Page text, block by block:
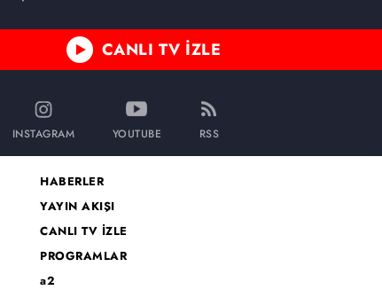
CANLI TV İZLE
INSTAGRAM YOUTUBE RSS
HABERLER
YAYIN AKIŞI
CANLI TV İZLE
PROGRAMLAR
a2